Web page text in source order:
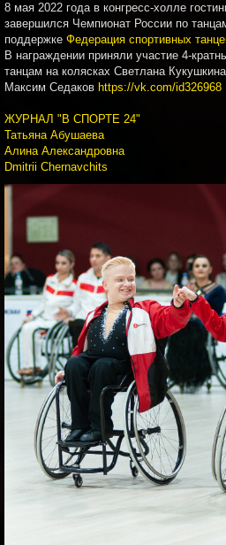
8 мая 2022 года в конгресс-холле
завершился Чемпионат России по
поддержке Федерация спортивных
В награждении приняли участие 4-
танцам на колясках Светлана Кукушкина
Максим Седаков https://vk.com/id326968
ЖУРНАЛ "В СПОРТЕ 24"
Татьяна Абушаева
Алина Александровна
Dmitrii Chernavchits